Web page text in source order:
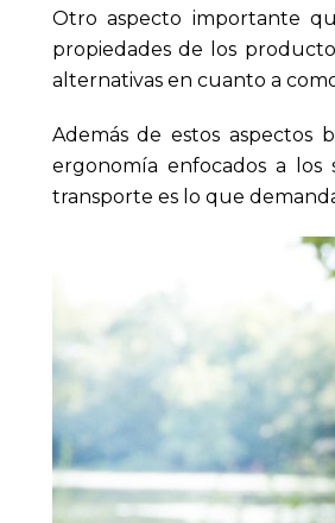
Otro aspecto importante
propiedades de los
alternativas en cuanto a
Además de estos aspectos
ergonomía enfocados a los
transporte es lo que